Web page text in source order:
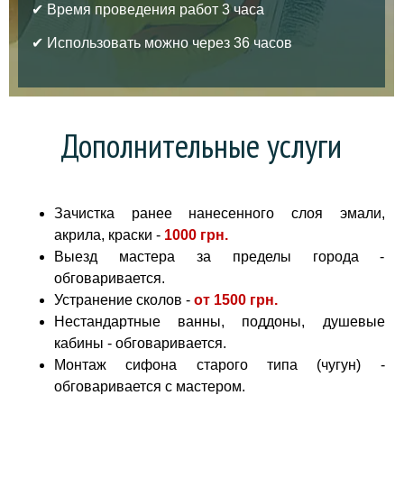
✔ Время проведения работ 3 часа
✔ Использовать можно через 36 часов
Дополнительные услуги
Зачистка ранее нанесенного слоя эмали,
акрила, краски - 1000 грн.
Выезд мастера за пределы города -
обговаривается.
Устранение сколов - от 1500 грн.
Нестандартные ванны, поддоны, душевые
кабины - обговаривается.
Монтаж сифона старого типа (чугун) -
обговаривается с мастером.